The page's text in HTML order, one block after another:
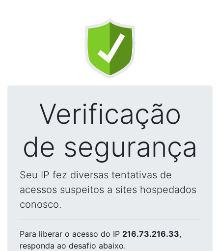
Verificação
de segurança
Seu IP fez diversas tentativas de
acessos suspeitos a sites hospedados
conosco.
Para liberar o acesso do IP 216.73.216.33,
responda ao desafio abaixo.